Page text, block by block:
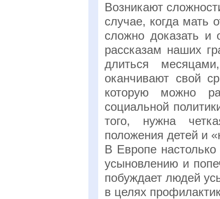
Возникают
случае, когда мать
сложно доказать и
рассказам наших
длиться
оканчивают свой
которую можно
социальной
того, нужна
положения детей и
В Европе
усыновлению и
побуждает людей
в целях